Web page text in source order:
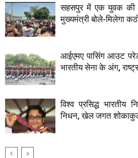
सहसपुर में एक युवक की
मुख्यमंत्री बोले-मिलेगा
आईएमए पासिंग आउट
भारतीय सेना के अंग,
विश्व प्रसिद्ध भारतीय
निधन, खेल जगत